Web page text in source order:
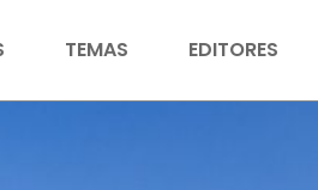
TEMAS EDITORES